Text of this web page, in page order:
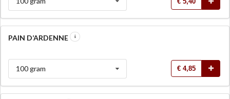
PAIN D’ARDENNE
100 gram € 4,85